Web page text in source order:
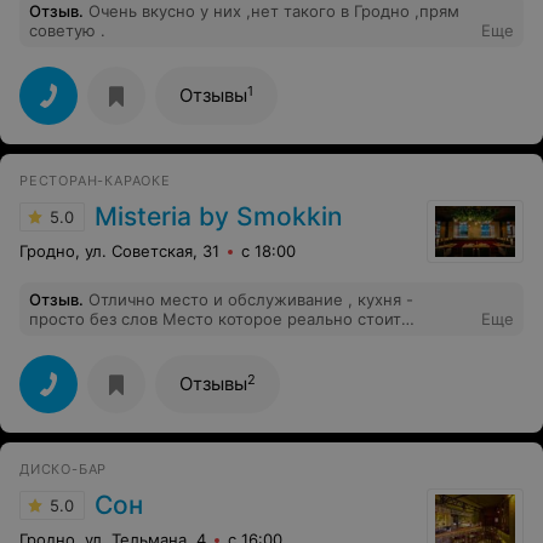
Отзыв. Очень вкусно у них ,нет такого в Гродно ,прям
советую .
Еще
Отзывы1
РЕСТОРАН-КАРАОКЕ
5.0 Misteria by Smokkin
Гродно, ул. Советская, 31 с 18:00
Отзыв. Отлично место и обслуживание , кухня -
просто без слов Место которое реально стоит
Еще
Отзывы2
ДИСКО-БАР
5.0 Сон